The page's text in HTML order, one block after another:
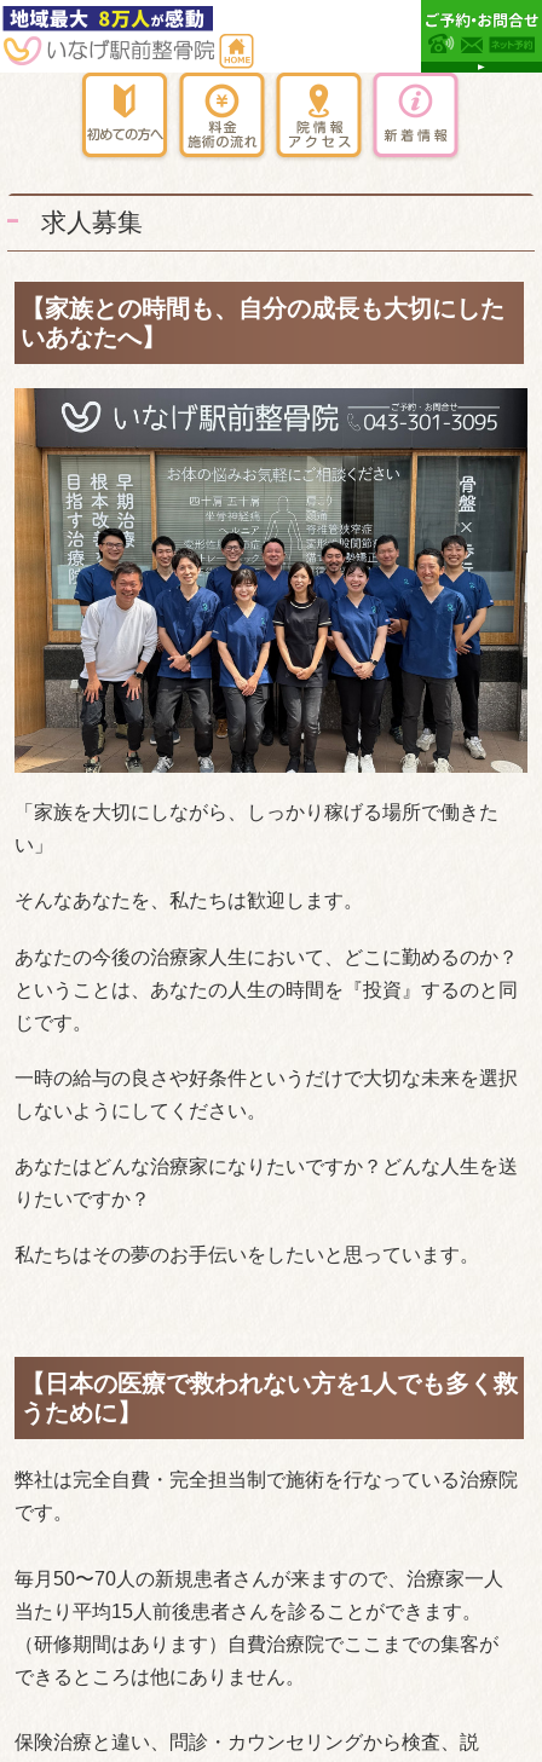
求人募集
【家族との時間も、自分の成長も大切にした
いあなたへ】
「家族を大切にしながら、しっかり稼げる場所で働きた
い」
そんなあなたを、私たちは歓迎します。
あなたの今後の治療家人生において、どこに勤めるのか？
ということは、あなたの人生の時間を『投資』するのと同
じです。
一時の給与の良さや好条件というだけで大切な未来を選択
しないようにしてください。
あなたはどんな治療家になりたいですか？どんな人生を送
りたいですか？
私たちはその夢のお手伝いをしたいと思っています。
【日本の医療で救われない方を1人でも多く救
うために】
弊社は完全自費・完全担当制で施術を行なっている治療院
です。
毎月50〜70人の新規患者さんが来ますので、治療家一人
当たり平均15人前後患者さんを診ることができます。
（研修期間はあります）自費治療院でここまでの集客が
できるところは他にありません。
保険治療と違い、問診・カウンセリングから検査、説